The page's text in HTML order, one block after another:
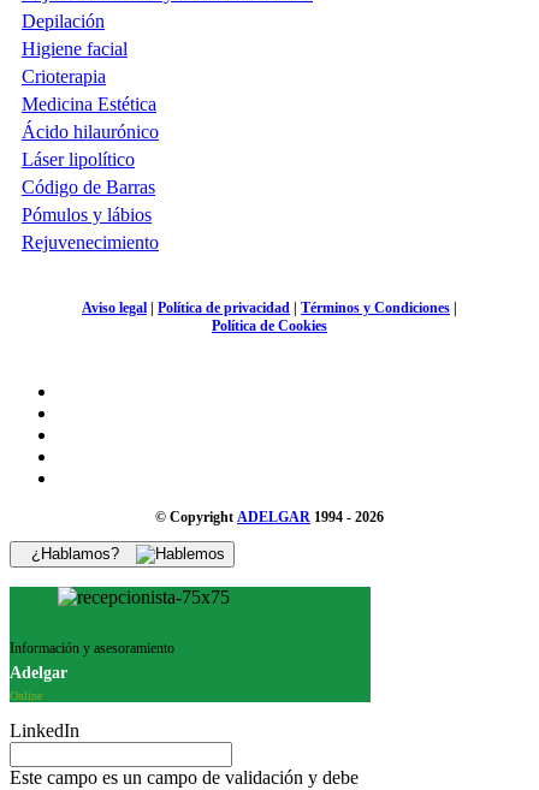
Depilación
Higiene facial
Crioterapia
Medicina Estética
Ácido hilaurónico
Láser lipolítico
Código de Barras
Pómulos y lábios
Rejuvenecimiento
Aviso legal | Política de privacidad | Términos y Condiciones |
Política de Cookies
© Copyright ADELGAR 1994 - 2026
¿Hablamos?
Información y asesoramiento
Adelgar
Online
LinkedIn
Este campo es un campo de validación y debe